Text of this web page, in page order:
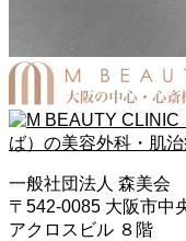
一般社団法人 森美会
〒542-0085 大阪市中
アクロスビル ８階